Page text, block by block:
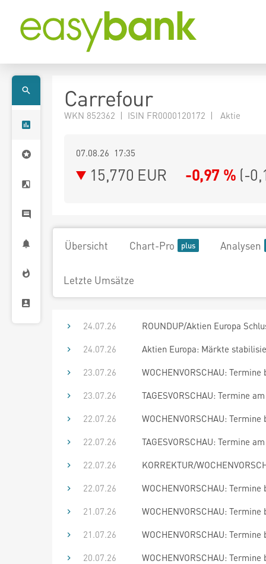
Carrefour
WKN 852362 | ISIN FR0000120172 | Aktie
07.08.26 17:35
15,770 EUR -0,97 % (-
Übersicht Chart-Pro Analysen
Letzte Umsätze
24.07.26
ROUNDUP/Aktien Europa
24.07.26
Aktien Europa: Märkte
23.07.26
WOCHENVORSCHAU:
23.07.26
TAGESVORSCHAU: Termine
22.07.26
WOCHENVORSCHAU:
22.07.26
TAGESVORSCHAU: Termine
22.07.26
KORREKTUR/
22.07.26
WOCHENVORSCHAU:
21.07.26
WOCHENVORSCHAU:
21.07.26
WOCHENVORSCHAU:
20.07.26
WOCHENVORSCHAU: